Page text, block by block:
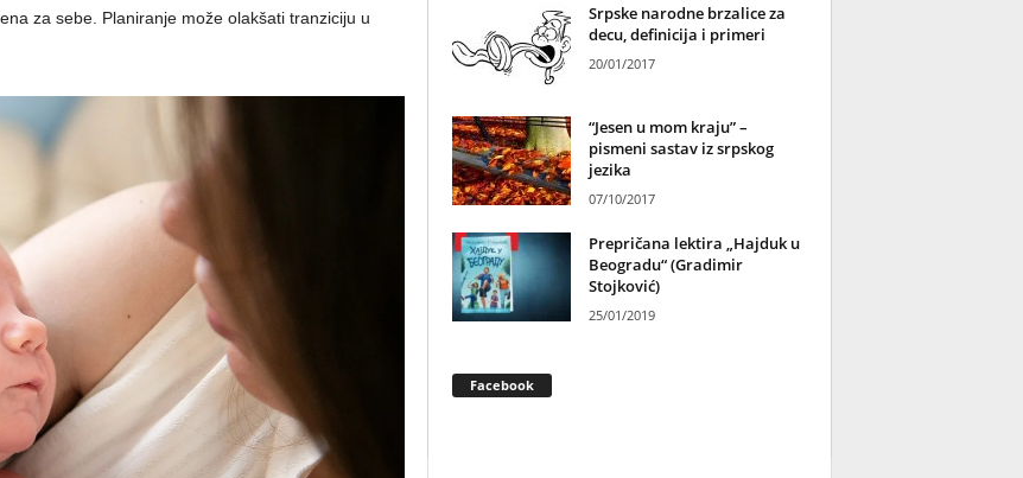
za sebe. Planiranje može olakšati tranziciju u
Srpske narodne brzalice za
decu, definicija i primeri
20/01/2017
“Jesen u mom kraju” –
pismeni sastav iz srpskog
jezika
07/10/2017
Prepričana lektira „Hajduk u
Beogradu“ (Gradimir
Stojković)
25/01/2019
Facebook